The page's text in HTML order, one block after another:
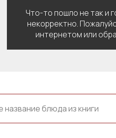
Что-то пошло не так и
некорректно.
интернетом или